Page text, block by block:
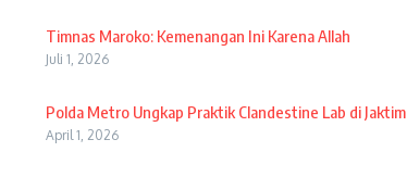
Timnas Maroko: Kemenangan Ini Karena Allah
Juli 1, 2026
Polda Metro Ungkap Praktik Clandestine Lab di Jaktim
April 1, 2026